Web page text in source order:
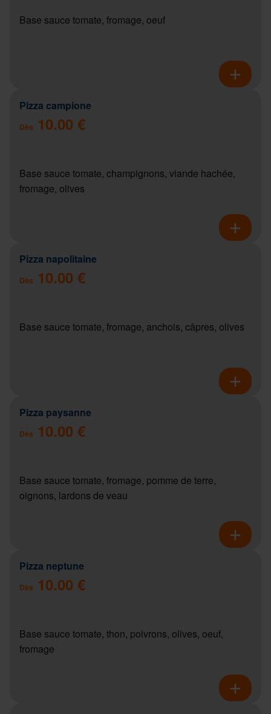
Base sauce tomate, fromage, oeuf
Pizza campione
Dès 10.00 €
Base sauce tomate, champignons, viande hachée,
fromage, olives
Pizza napolitaine
Dès 10.00 €
Base sauce tomate, fromage, anchois, câpres, olives
Pizza paysanne
Dès 10.00 €
Base sauce tomate, fromage, pomme de terre,
oignons, lardons de veau
Pizza neptune
Dès 10.00 €
Base sauce tomate, thon, poivrons, olives, oeuf,
fromage